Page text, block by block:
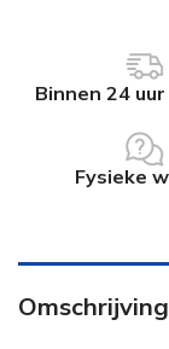
Binnen 24
Fysieke
Omschrijving